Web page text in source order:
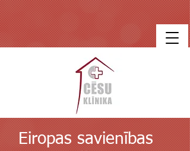
Eiropas savienības